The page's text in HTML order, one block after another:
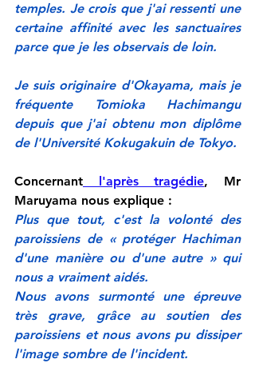
temples. Je crois que j'ai ressenti une
certaine affinité avec les sanctuaires
parce que je les observais de loin.
Je suis originaire d'Okayama, mais je
fréquente Tomioka Hachimangu
depuis que j'ai obtenu mon diplôme
de l'Université Kokugakuin de Tokyo.
Concernant l'après tragédie, Mr
Maruyama nous explique :
Plus que tout, c'est la volonté des
paroissiens de « protéger Hachiman
d'une manière ou d'une autre » qui
nous a vraiment aidés.
Nous avons surmonté une épreuve
très grave, grâce au soutien des
paroissiens et nous avons pu dissiper
l'image sombre de l'incident.